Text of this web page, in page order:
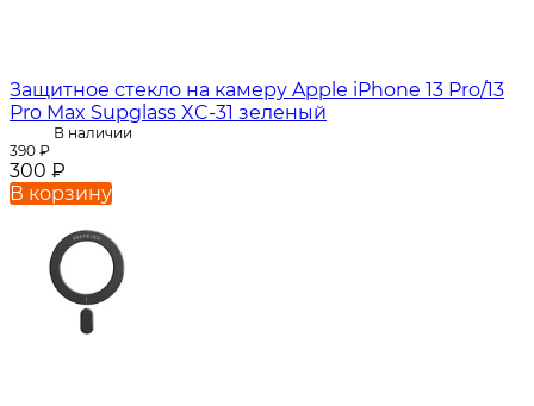
Защитное стекло на камеру Apple iPhone 13 Pro/13
Pro Max Supglass XC-31 зеленый
В наличии
390 ₽
300 ₽
В корзину